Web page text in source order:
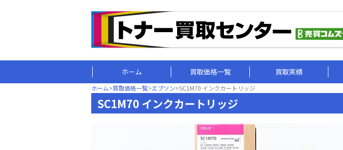
ホーム 買取価格一覧 買取実績
ホーム>買取価格一覧>エプソン>SC1M70 インクカートリッジ
SC1M70 インクカートリッジ